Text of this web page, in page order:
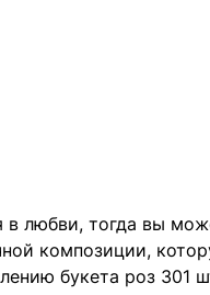
любви, тогда вы
композиции,
букета роз 301